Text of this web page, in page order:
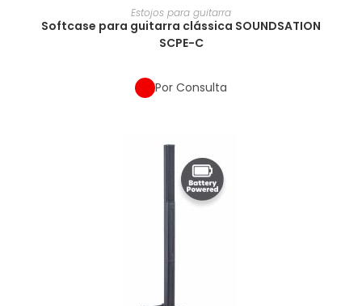
Estojos para guitarra
Softcase para guitarra clássica SOUNDSATION
SCPE-C
Por Consulta